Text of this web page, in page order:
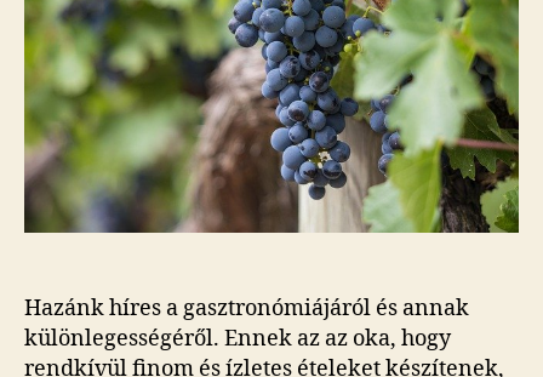
Te
sem
hagyhatsz
ki!
bejegyzéshez
Hazánk híres a gasztronómiájáról és annak
különlegességéről. Ennek az az oka, hogy
rendkívül finom és ízletes ételeket készítenek,